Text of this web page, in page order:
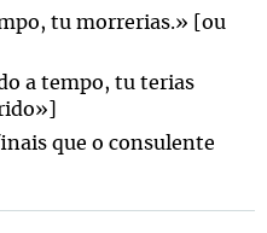
tu morrerias.» [ou
a tempo, tu terias
que o consulente